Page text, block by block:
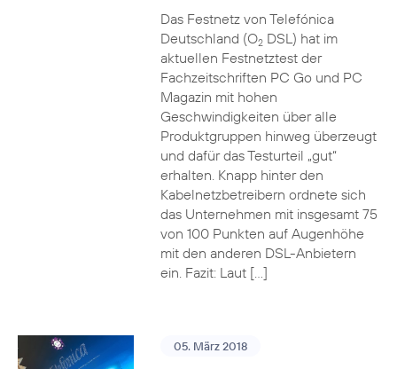
Das Festnetz von Telefónica
Deutschland (O2DSL) hat im
aktuellen Festnetztest der
Fachzeitschriften PC Go und PC
Magazin mit hohen
Geschwindigkeiten über alle
Produktgruppen hinweg überzeugt
und dafür das Testurteil „gut“
erhalten. Knapp hinter den
Kabelnetzbetreibern ordnete sich
das Unternehmen mit insgesamt 75
von 100 Punkten auf Augenhöhe
mit den anderen DSL-Anbietern
ein. Fazit: Laut […]
05. März 2018